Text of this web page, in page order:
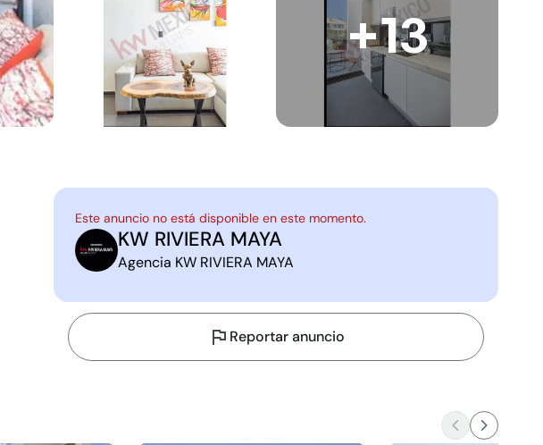
+13
Este anuncio no está disponible en este momento.
KR KW RIVIERA MAYA
Agencia KW RIVIERA MAYA
Reportar anuncio